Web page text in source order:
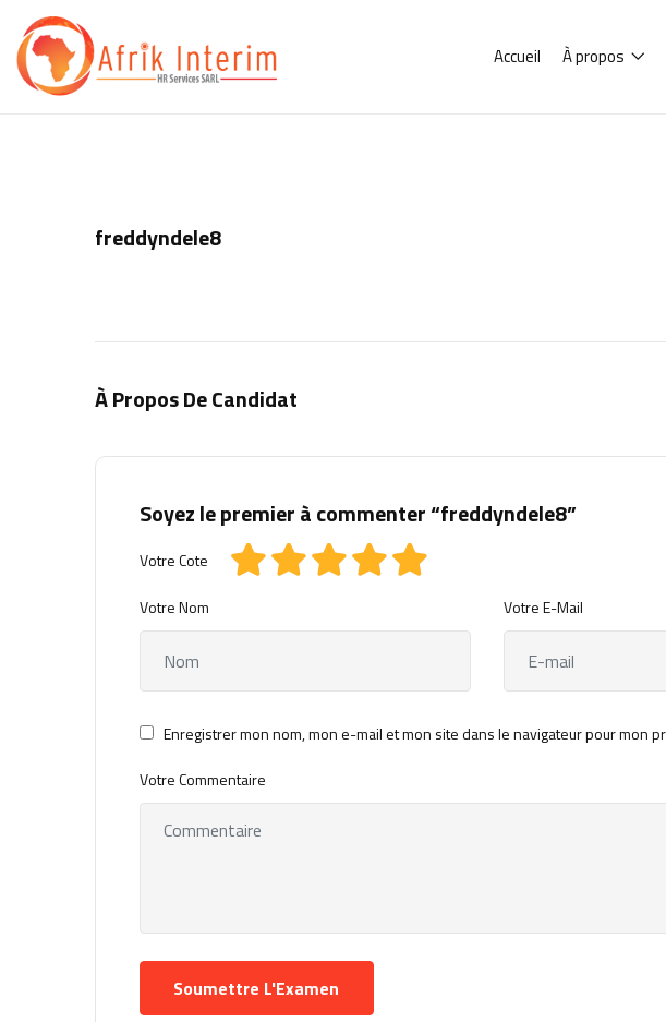
Accueil À propos
freddyndele8
À Propos De Candidat
Soyez le premier à commenter “freddyndele8”
Votre Cote
Votre Nom Votre E-Mail
Enregistrer mon nom, mon e-mail et mon site dans le navigateur pour mon
Votre Commentaire